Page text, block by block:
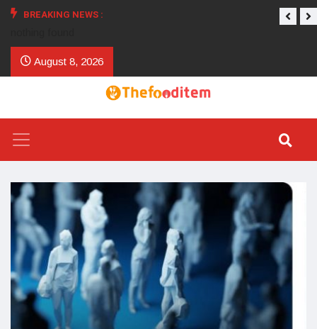
BREAKING NEWS :
August 8, 2026